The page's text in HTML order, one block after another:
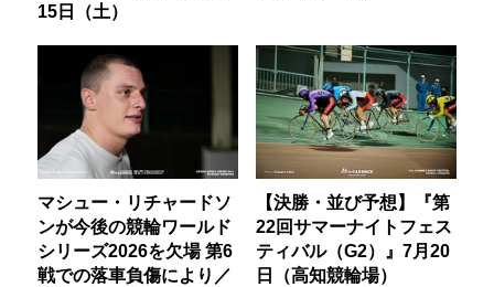
15日（土）
マシュー・リチャードソ
ンが今後の競輪ワールド
シリーズ2026を欠場 第6
戦での落車負傷により／
【決勝・並び予想】『第
22回サマーナイトフェス
ティバル（G2）』7月20
日（高知競輪場）